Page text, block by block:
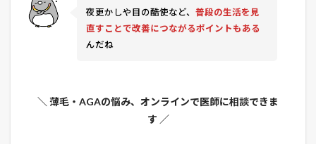
夜更かしや目の酷使など、 普段の生活を見
直すことで改善につながるポイントもある
んだね
＼ 薄毛・AGAの悩み、オンラインで医師に相談できま
す ／